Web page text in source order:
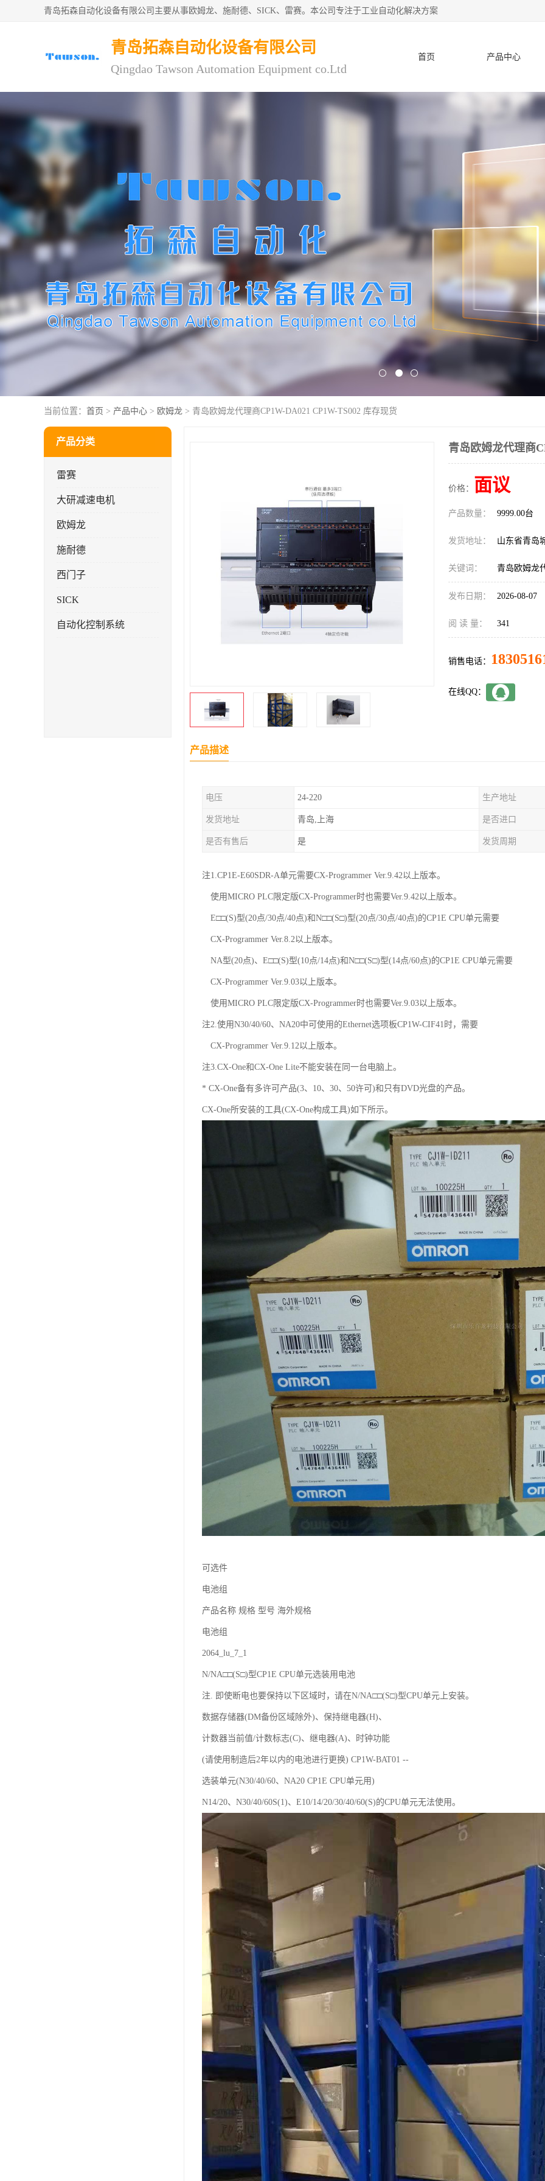
青岛拓森自动化设备有限公司主要从事欧姆龙、施耐德、SICK、雷赛。本公司专注于工业自动化解决方案
青岛拓森自动化设备有限公司
Qingdao Tawson Automation Equipment co.Ltd
首页 产品中心
当前位置： 首页 > 产品中心 > 欧姆龙 > 青岛欧姆龙代理商CP1W-DA021 CP1W-TS002 库存现货
产品分类
雷赛
大研减速电机
欧姆龙
施耐德
西门子
SICK
自动化控制系统
青岛欧姆龙代理商
价格： 面议
产品数量： 9999.00台
发货地址： 山东省青岛
关键词： 青岛欧姆龙
发布日期： 2026-08-07
阅 读 量： 341
销售电话：
在线QQ：
产品描述
电压 24-220 生产地址
发货地址 青岛,上海 是否进口
是否有售后 是 发货周期
注1.CP1E-E60SDR-A单元需要CX-Programmer Ver.9.42以上版本。
使用MICRO PLC限定版CX-Programmer时也需要Ver.9.42以上版本。
E□□(S)型(20点/30点/40点)和N□□(S□)型(20点/30点/40点)的CP1E CPU单元需要
CX-Programmer Ver.8.2以上版本。
NA型(20点)、E□□(S)型(10点/14点)和N□□(S□)型(14点/60点)的CP1E CPU单元需要
CX-Programmer Ver.9.03以上版本。
使用MICRO PLC限定版CX-Programmer时也需要Ver.9.03以上版本。
注2.使用N30/40/60、NA20中可使用的Ethernet选项板CP1W-CIF41时，需要
CX-Programmer Ver.9.12以上版本。
注3.CX-One和CX-One Lite不能安装在同一台电脑上。
* CX-One备有多许可产品(3、10、30、50许可)和只有DVD光盘的产品。
CX-One所安装的工具(CX-One构成工具)如下所示。
可选件
电池组
产品名称 规格 型号 海外规格
电池组
2064_lu_7_1
N/NA□□(S□)型CP1E CPU单元选装用电池
注. 即使断电也要保持以下区域时，请在N/NA□□(S□)型CPU单元上安装。
数据存储器(DM备份区域除外)、保持继电器(H)、
计数器当前值/计数标志(C)、继电器(A)、时钟功能
(请使用制造后2年以内的电池进行更换) CP1W-BAT01 --
选装单元(N30/40/60、NA20 CP1E CPU单元用)
N14/20、N30/40/60S(1)、E10/14/20/30/40/60(S)的CPU单元无法使用。